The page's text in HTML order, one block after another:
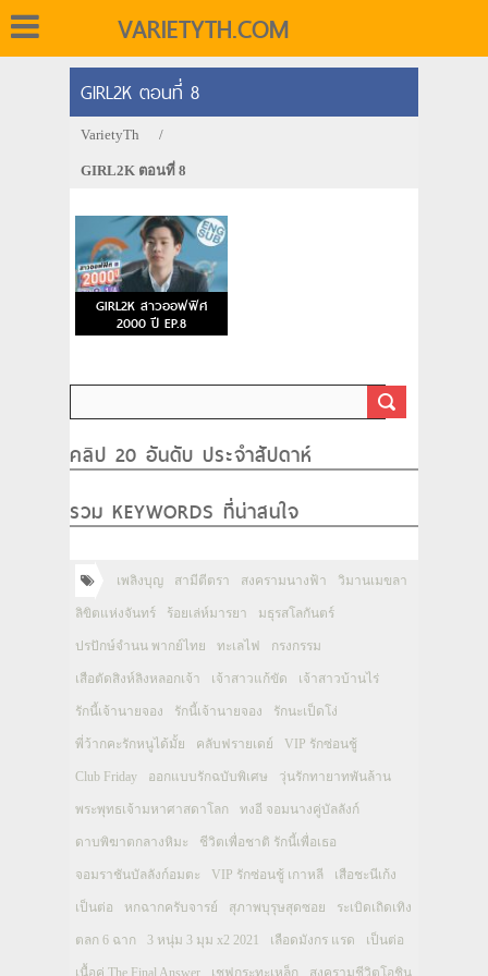
VARIETYTH.COM
GIRL2K ตอนที่ 8
VarietyTh /
GIRL2K ตอนที่ 8
GIRL2K สาวออฟฟิศ
2000 ปี EP.8
คลิป 20 อันดับ ประจำสัปดาห์
รวม KEYWORDS ที่น่าสนใจ
เพลิงบุญ สามีตีตรา สงครามนางฟ้า วิมานเมขลา
ลิขิตแห่งจันทร์ ร้อยเล่ห์มารยา มธุรสโลกันตร์
ปรปักษ์จำนน พากย์ไทย ทะเลไฟ กรงกรรม
เสือตัดสิงห์ลิงหลอกเจ้า เจ้าสาวแก้ขัด เจ้าสาวบ้านไร่
รักนี้เจ้านายจอง รักนี้เจ้านายจอง รักนะเป็ดโง่
พี่ว้ากคะรักหนูได้มั้ย คลับฟรายเดย์ VIP รักซ่อนชู้
Club Friday ออกแบบรักฉบับพิเศษ วุ่นรักทายาทพันล้าน
พระพุทธเจ้ามหาศาสดาโลก ทงอี จอมนางคู่บัลลังก์
ดาบพิฆาตกลางหิมะ ชีวิตเพื่อชาติ รักนี้เพื่อเธอ
จอมราชันบัลลังก์อมตะ VIP รักซ่อนชู้ เกาหลี เสือชะนีเก้ง
เป็นต่อ หกฉากครับจารย์ สุภาพบุรุษสุดซอย ระเบิดเถิดเทิง
ตลก 6 ฉาก 3 หนุ่ม 3 มุม x2 2021 เลือดมังกร แรด เป็นต่อ
เนื้อคู่ The Final Answer เชฟกระทะเหล็ก สงครามชีวิตโอชิน